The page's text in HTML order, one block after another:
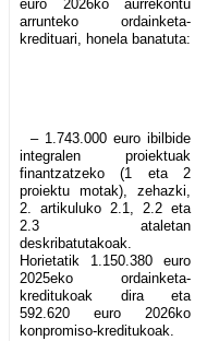
euro 2026ko aurrekontu
arrunteko ordainketa-
kredituari, honela banatuta:
– 1.743.000 euro ibilbide
integralen proiektuak
finantzatzeko (1 eta 2
proiektu motak), zehazki,
2. artikuluko 2.1, 2.2 eta
2.3 ataletan
deskribatutakoak.
Horietatik 1.150.380 euro
2025eko ordainketa-
kreditukoak dira eta
592.620 euro 2026ko
konpromiso-kreditukoak.